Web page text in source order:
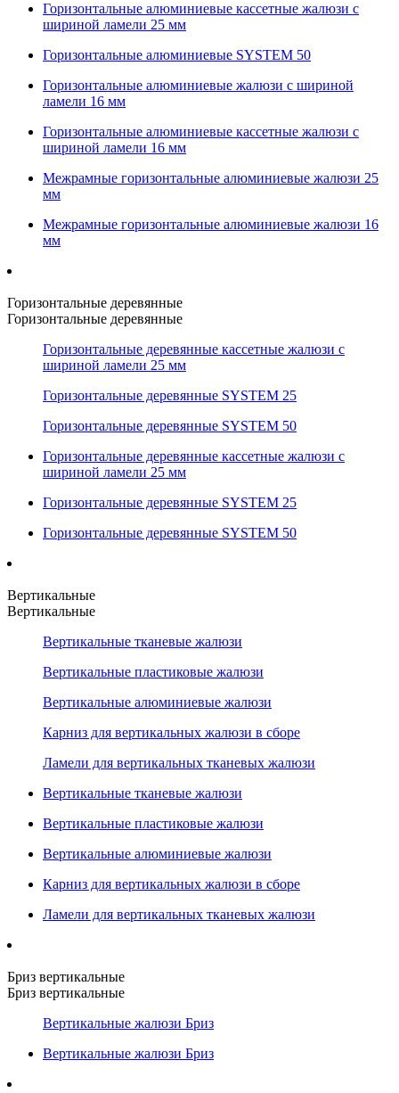
Горизонтальные алюминиевые кассетные жалюзи с
шириной ламели 25 мм
Горизонтальные алюминиевые SYSTEM 50
Горизонтальные алюминиевые жалюзи с шириной
ламели 16 мм
Горизонтальные алюминиевые кассетные жалюзи с
шириной ламели 16 мм
Межрамные горизонтальные алюминиевые жалюзи 25
мм
Межрамные горизонтальные алюминиевые жалюзи 16
мм
Горизонтальные деревянные
Горизонтальные деревянные
Горизонтальные деревянные кассетные жалюзи с
шириной ламели 25 мм
Горизонтальные деревянные SYSTEM 25
Горизонтальные деревянные SYSTEM 50
Горизонтальные деревянные кассетные жалюзи с
шириной ламели 25 мм
Горизонтальные деревянные SYSTEM 25
Горизонтальные деревянные SYSTEM 50
Вертикальные
Вертикальные
Вертикальные тканевые жалюзи
Вертикальные пластиковые жалюзи
Вертикальные алюминиевые жалюзи
Карниз для вертикальных жалюзи в сборе
Ламели для вертикальных тканевых жалюзи
Вертикальные тканевые жалюзи
Вертикальные пластиковые жалюзи
Вертикальные алюминиевые жалюзи
Карниз для вертикальных жалюзи в сборе
Ламели для вертикальных тканевых жалюзи
Бриз вертикальные
Бриз вертикальные
Вертикальные жалюзи Бриз
Вертикальные жалюзи Бриз